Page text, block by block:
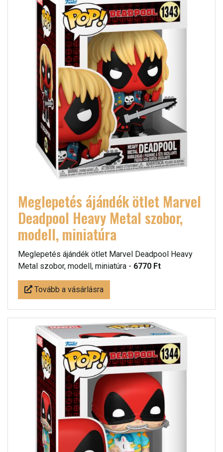
Meglepetés ájándék ötlet Marvel
Deadpool Heavy Metal szobor,
modell, miniatúra
Meglepetés ájándék ötlet Marvel Deadpool Heavy
Metal szobor, modell, miniatúra - 6770 Ft
Tovább a vásárlásra